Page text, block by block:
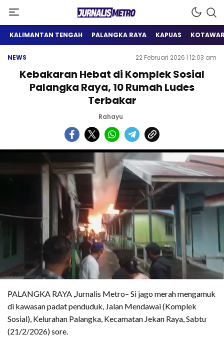
Jurnalis Metro
Satu Wadah Informasi
KALIMANTAN TENGAH PALANGKA RAYA KAPUAS
NEWS 22 Februari 2026 | 12:03 am
Kebakaran Hebat di Komplek Sosial
Palangka Raya, 10 Rumah Ludes
Terbakar
Rahayu
​PALANGKA RAYA ,Jurnalis Metro– Si jago merah mengamuk
di kawasan padat penduduk, Jalan Mendawai (Komplek
Sosial), Kelurahan Palangka, Kecamatan Jekan Raya, Sabtu
(21/2/2026) sore.